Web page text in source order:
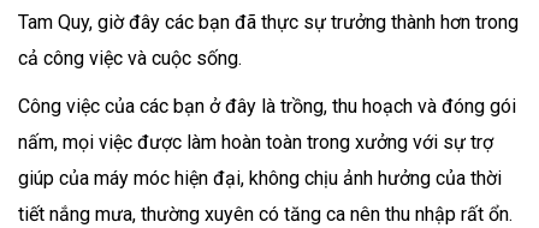
Tam Quy, giờ đây các bạn đã thực sự trưởng thành hơn trong
cả công việc và cuộc sống.
Công việc của các bạn ở đây là trồng, thu hoạch và đóng gói
nấm, mọi việc được làm hoàn toàn trong xưởng với sự trợ
giúp của máy móc hiện đại, không chịu ảnh hưởng của thời
tiết nắng mưa, thường xuyên có tăng ca nên thu nhập rất ổn.